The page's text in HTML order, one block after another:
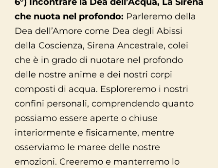
che nuota nel profondo: Parleremo della
Dea dell’Amore come Dea degli Abissi
della Coscienza, Sirena Ancestrale, colei
che è in grado di nuotare nel profondo
delle nostre anime e dei nostri corpi
composti di acqua. Esploreremo i nostri
confini personali, comprendendo quanto
possiamo essere aperte o chiuse
interiormente e fisicamente, mentre
osserviamo le maree delle nostre
emozioni. Creeremo e manterremo lo